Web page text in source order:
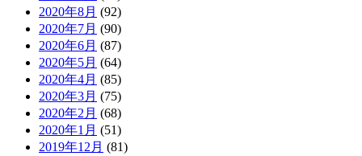
2020年8月 (92)
2020年7月 (90)
2020年6月 (87)
2020年5月 (64)
2020年4月 (85)
2020年3月 (75)
2020年2月 (68)
2020年1月 (51)
2019年12月 (81)